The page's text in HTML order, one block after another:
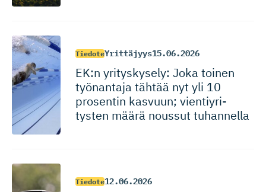
TiedoteYrittäjyys15.06.2026
EK:n yrityskysely: Joka toinen
työnantaja tähtää nyt yli 10
prosentin kasvuun; vientiyri­
tysten määrä noussut tuhannella
Tiedote12.06.2026